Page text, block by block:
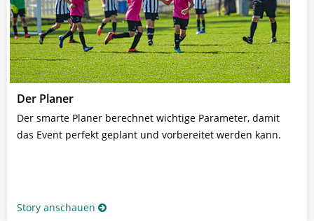
Der Planer
Der smarte Planer berechnet wichtige Parameter, damit
das Event perfekt geplant und vorbereitet werden kann.
Story anschauen